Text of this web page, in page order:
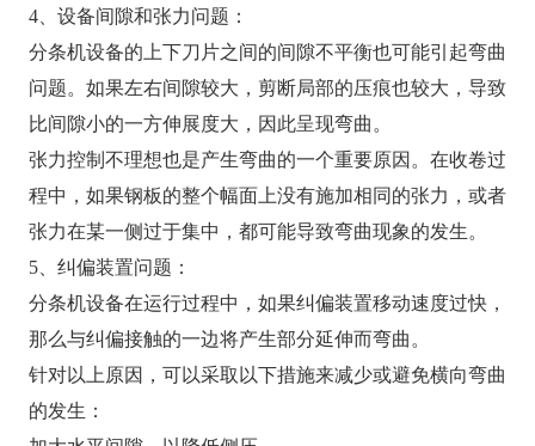
4、设备间隙和张力问题：
分条机设备的上下刀片之间的间隙不平衡也可能引起弯曲
问题。如果左右间隙较大，剪断局部的压痕也较大，导致
比间隙小的一方伸展度大，因此呈现弯曲。
张力控制不理想也是产生弯曲的一个重要原因。在收卷过
程中，如果钢板的整个幅面上没有施加相同的张力，或者
张力在某一侧过于集中，都可能导致弯曲现象的发生。
5、纠偏装置问题：
分条机设备在运行过程中，如果纠偏装置移动速度过快，
那么与纠偏接触的一边将产生部分延伸而弯曲。
针对以上原因，可以采取以下措施来减少或避免横向弯曲
的发生：